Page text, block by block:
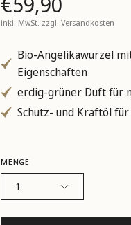
inkl. MwSt. zzgl.Versandkosten
Bio-Angelikawurzel
Eigenschaften
erdig-grüner Duft für
Schutz- und Kraftöl
MENGE
1